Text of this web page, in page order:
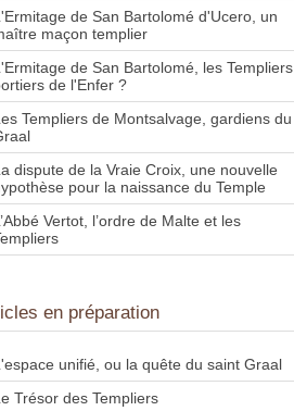
de San Bartolomé d'Ucero, un
maçon templier
de San Bartolomé, les Templiers
de l'Enfer ?
Templiers de Montsalvage, gardiens du
dispute de la Vraie Croix, une nouvelle
pour la naissance du Temple
Vertot, l’ordre de Malte et les
en préparation
unifié, ou la quête du saint Graal
Trésor des Templiers